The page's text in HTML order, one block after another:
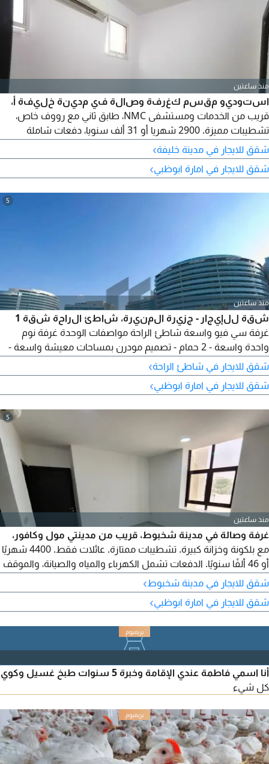
منذ ساعتين
استوديو مقسم كغرفة وصالة في مدينة خليفة أ،
قريب من الخدمات ومستشفى NMC، طابق ثاني مع رووف خاص،
تشطيبات مميزة. 2900 شهريا أو 31 ألف سنويا، دفعات شاملة
كهرباء ومياه وصيانة وموقف مجاني. للتواصل اتصال
شقق للايجار في مدينة خليفة›
شقق للايجار في امارة ابوظبي›
5
منذ ساعتين
شقة للإيجار - جزيرة المنيرة، شاطئ الراحة شقة 1
غرفة سي فيو واسعة شاطئ الراحة مواصفات الوحدة غرفة نوم
واحدة واسعة - 2 حمام - تصميم مودرن بمساحات معيشة واسعة -
يمتنع الوسطاء - الرقم المرجعي AP 27454
شقق للايجار في شاطئ الراحة›
شقق للايجار في امارة ابوظبي›
5
منذ ساعتين
غرفة وصالة في مدينة شخبوط، قريب من مدينتي مول وكافور،
مع بلكونة وخزانة كبيرة. تشطيبات ممتازة. عائلات فقط. 4400 شهريًا
أو 46 ألفًا سنويًا. الدفعات تشمل الكهرباء والمياه والصيانة، والموقف
مجاني. للتواصل والاستفسار، يرجى الاتصال.
شقق للايجار في مدينة شخبوط›
شقق للايجار في امارة ابوظبي›
أنا اسمي فاطمة عندي الإقامة وخبرة 5 سنوات طبخ غسيل وكوي
كل شيء